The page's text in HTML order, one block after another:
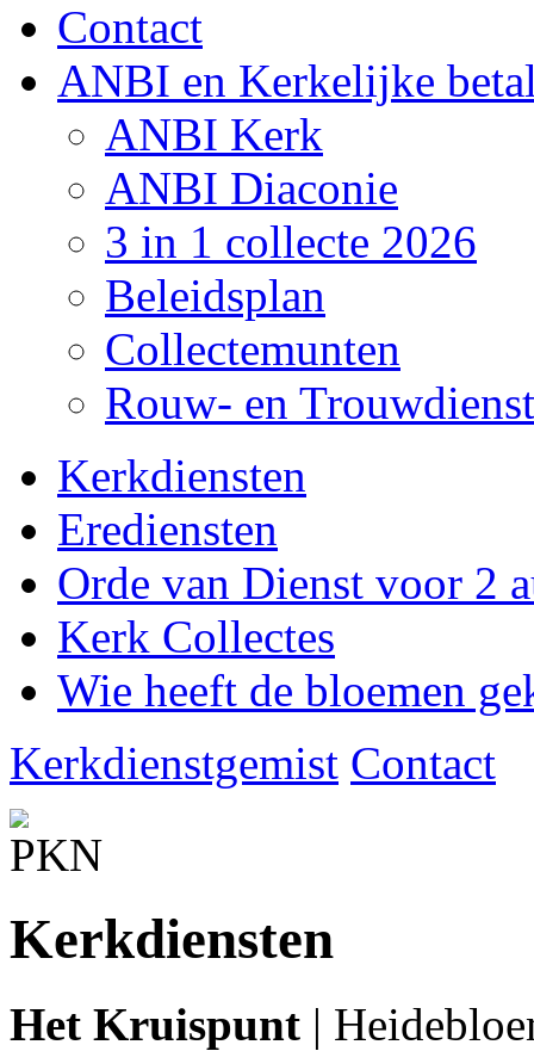
Contact
ANBI en Kerkelijke
ANBI Kerk
ANBI Diaconie
3 in 1 collecte 2026
Beleidsplan
Collectemunten
Rouw- en
Kerkdiensten
Erediensten
Orde van Dienst voor 2
Kerk Collectes
Wie heeft de bloemen
Kerkdienstgemist Contact
Kerkdiensten
Het Kruispunt |